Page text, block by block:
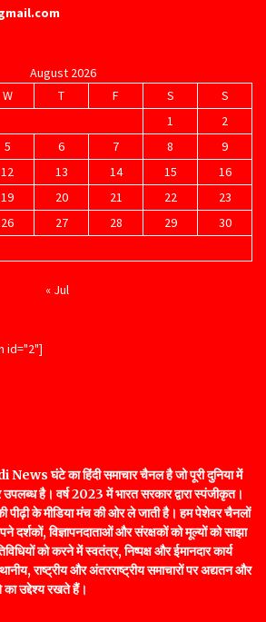
August 2026
W T F S
S
1
2
5 6 7 8
9
12 13 14 15
16
19 20 21 22
23
26 27 28 29
30
« Jul
id="2"]
News घंटे का हिंदी समाचार चैनल है जो पूरी दुनिया में
है। वर्ष 2023 में भारत सरकार द्वारा स्पंजीकृत।
पीढ़ी के मीडिया मंच की ओर ले जाती है। हम पेशेवर चैनलों
दर्शकों, विज्ञापनदाताओं और संरक्षकों को मूल्यों को साझा
को करने में स्वतंत्र, निष्पक्ष और ईमानदार कार्य
राष्ट्रीय और अंतरराष्ट्रीय समाचारों पर अद्यतन और
का उद्देश्य रखते हैं।